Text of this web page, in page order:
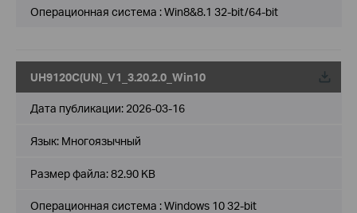
Операционная система : Win8&8.1 32-bit/64-bit
UH9120C(UN)_V1_3.20.2.0_Win10
Дата публикации: 2026-03-16
Язык: Многоязычный
Размер файла:82.90 KB
Операционная система : Windows 10 32-bit